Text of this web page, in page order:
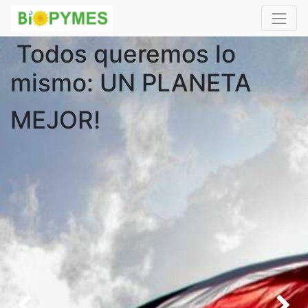
Todos queremos lo
mismo: UN PLANETA
MEJOR!